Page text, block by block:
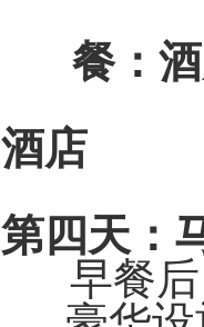
餐：
酒店
第四天：
早餐